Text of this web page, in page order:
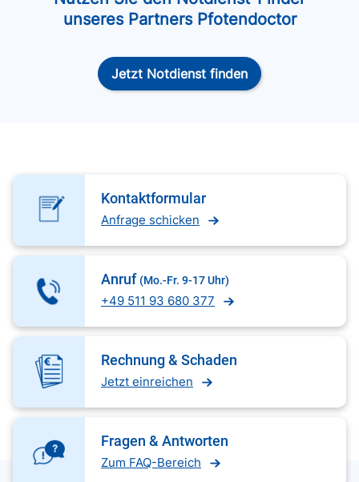
unseres Partners Pfotendoctor
Jetzt Notdienst finden
Kontaktformular
Anfrage schicken
Anruf (Mo.-Fr. 9-17 Uhr)
+49 511 93 680 377
Rechnung & Schaden
Jetzt einreichen
Fragen & Antworten
Zum FAQ-Bereich